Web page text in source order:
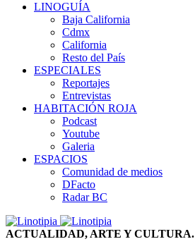
LINOGUÍA
Baja California
Cdmx
California
Resto del País
ESPECIALES
Reportajes
Entrevistas
HABITACIÓN ROJA
Podcast
Youtube
Galeria
ESPACIOS
Comunidad de medios
DFacto
Radar BC
ACTUALIDAD, ARTE Y CULTURA.